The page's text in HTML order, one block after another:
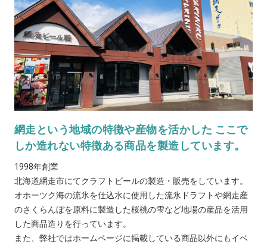
網走という地域の特徴や産物を活かした ここで
しか造れない特徴ある商品を製造しています。
1998年創業
北海道網走市にてクラフトビールの製造・販売をしています。
オホーツク海の流氷を仕込水に使用した流氷ドラフトや網走産
のさくらんぼを原料に製造した桜桃の雫など地場の産品を活用
した商品造りを行っています。
また、弊社ではホームページに掲載している商品以外にもイベ